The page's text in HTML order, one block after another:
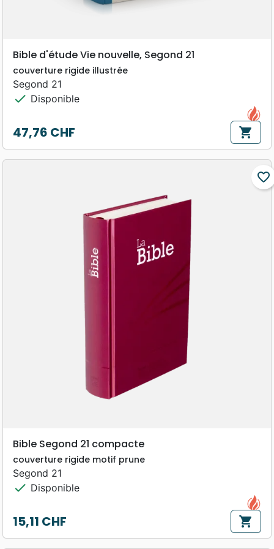
Bible d'étude Vie nouvelle, Segond 21
couverture rigide illustrée
Segond 21
check Disponible
Prix
47,76 CHF shopping_cart
favorite_border
Bible Segond 21 compacte
couverture rigide motif prune
Segond 21
check Disponible
Prix
15,11 CHF shopping_cart